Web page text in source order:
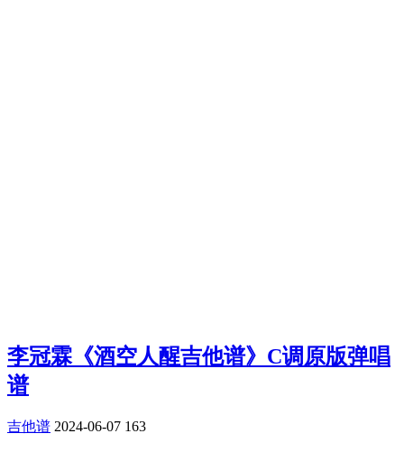
李冠霖《酒空人醒吉他谱》C调原版弹唱
谱
吉他谱 2024-06-07 163